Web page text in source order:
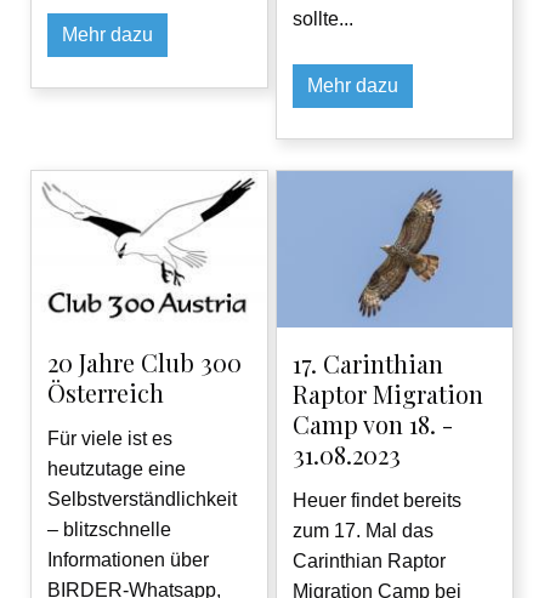
Mehr dazu
sollte...
Mehr dazu
20 Jahre Club 300
Österreich
Für viele ist es
heutzutage eine
Selbstverständlichkeit
– blitzschnelle
Informationen über
BIRDER-Whatsapp,
17. Carinthian
Raptor Migration
Camp von 18. -
31.08.2023
Heuer findet bereits
zum 17. Mal das
Carinthian Raptor
Migration Camp bei